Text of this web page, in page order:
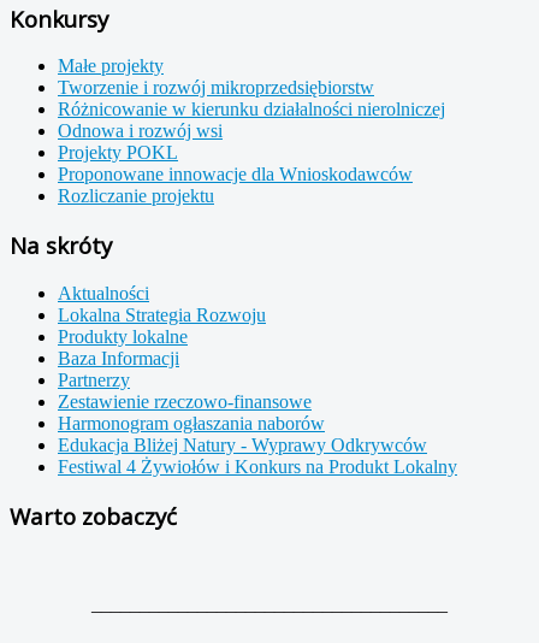
Konkursy
Małe projekty
Tworzenie i rozwój mikroprzedsiębiorstw
Różnicowanie w kierunku działalności nierolniczej
Odnowa i rozwój wsi
Projekty POKL
Proponowane innowacje dla Wnioskodawców
Rozliczanie projektu
Na skróty
Aktualności
Lokalna Strategia Rozwoju
Produkty lokalne
Baza Informacji
Partnerzy
Zestawienie rzeczowo-finansowe
Harmonogram ogłaszania naborów
Edukacja Bliżej Natury - Wyprawy Odkrywców
Festiwal 4 Żywiołów i Konkurs na Produkt Lokalny
Warto zobaczyć